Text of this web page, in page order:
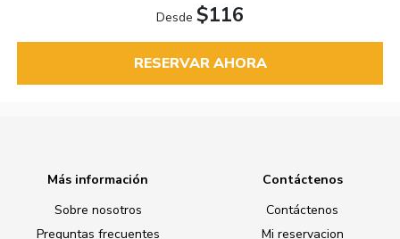
Desde $116
RESERVAR AHORA
Más información
Sobre nosotros
Preguntas frecuentes
Contáctenos
Contáctenos
Mi reservacion